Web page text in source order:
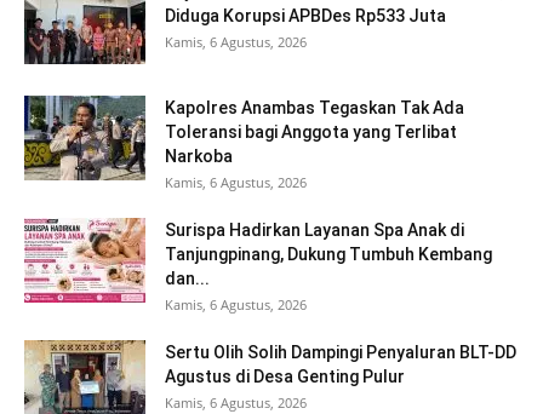
Diduga Korupsi APBDes Rp533 Juta
Kamis, 6 Agustus, 2026
Kapolres Anambas Tegaskan Tak Ada
Toleransi bagi Anggota yang Terlibat
Narkoba
Kamis, 6 Agustus, 2026
Surispa Hadirkan Layanan Spa Anak di
Tanjungpinang, Dukung Tumbuh Kembang
dan...
Kamis, 6 Agustus, 2026
Sertu Olih Solih Dampingi Penyaluran BLT-DD
Agustus di Desa Genting Pulur
Kamis, 6 Agustus, 2026